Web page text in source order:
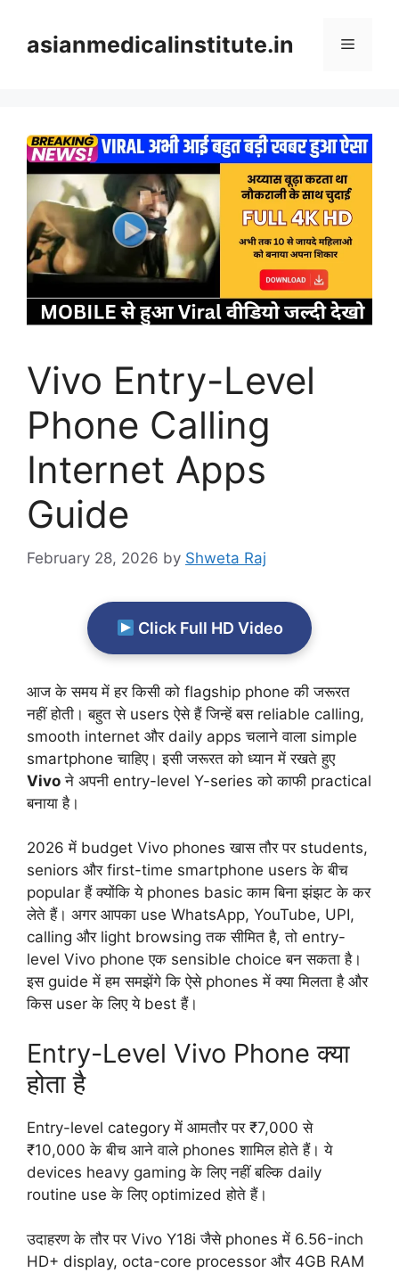
contentasianmedicalinstitute.in Menu
Vivo Entry-Level
Phone Calling
Internet Apps
Guide
February 28, 2026 by Shweta Raj
Click Full HD Video
आज के समय में हर किसी को flagship phone की जरूरत
नहीं होती। बहुत से users ऐसे हैं जिन्हें बस reliable calling,
smooth internet और daily apps चलाने वाला simple
smartphone चाहिए। इसी जरूरत को ध्यान में रखते हुए
Vivo ने अपनी entry-level Y-series को काफी practical
बनाया है।
2026 में budget Vivo phones खास तौर पर students,
seniors और first-time smartphone users के बीच
popular हैं क्योंकि ये phones basic काम बिना झंझट के कर
लेते हैं। अगर आपका use WhatsApp, YouTube, UPI,
calling और light browsing तक सीमित है, तो entry-
level Vivo phone एक sensible choice बन सकता है।
इस guide में हम समझेंगे कि ऐसे phones में क्या मिलता है और
किस user के लिए ये best हैं।
Entry-Level Vivo Phone क्या
होता है
Entry-level category में आमतौर पर ₹7,000 से
₹10,000 के बीच आने वाले phones शामिल होते हैं। ये
devices heavy gaming के लिए नहीं बल्कि daily
routine use के लिए optimized होते हैं।
उदाहरण के तौर पर Vivo Y18i जैसे phones में 6.56-inch
HD+ display, octa-core processor और 4GB RAM